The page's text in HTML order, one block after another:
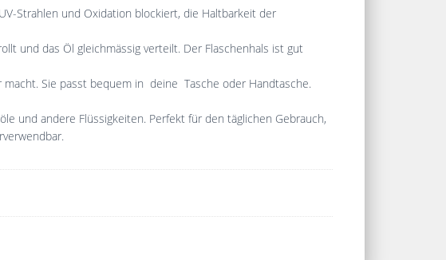
Strahlen und Oxidation blockiert, die Haltbarkeit der
und das Öl gleichmässig verteilt. Der Flaschenhals ist gut
macht. Sie passt bequem in deine Tasche oder Handtasche.
und andere Flüssigkeiten. Perfekt für den täglichen Gebrauch,